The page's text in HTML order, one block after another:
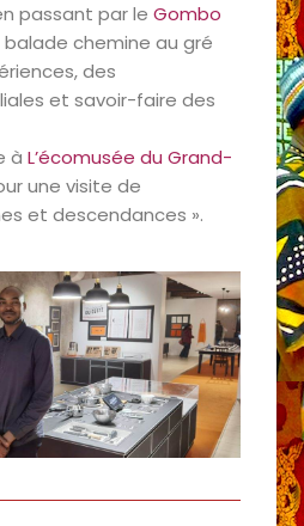
passant par le Gombo
balade chemine au gré
des
et savoir-faire des
à L’écomusée du Grand-
une visite de
et descendances ».